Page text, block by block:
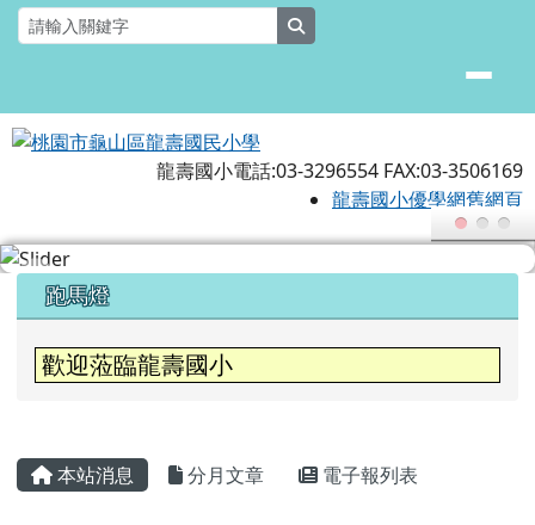
跳至主內容區
桃園市龜山區龍壽國民小學
龍壽國小電話:03-3296554 FAX:03-3506169
龍壽國小優學網舊網頁